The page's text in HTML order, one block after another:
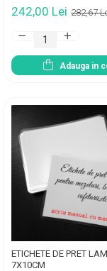
282,67
242,00 Lei
Adauga in
ETICHETE DE PRET
7X10CM